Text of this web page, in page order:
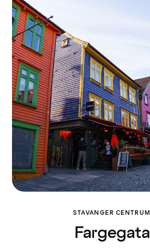
STAVANGER CENTRUM
Fargegata